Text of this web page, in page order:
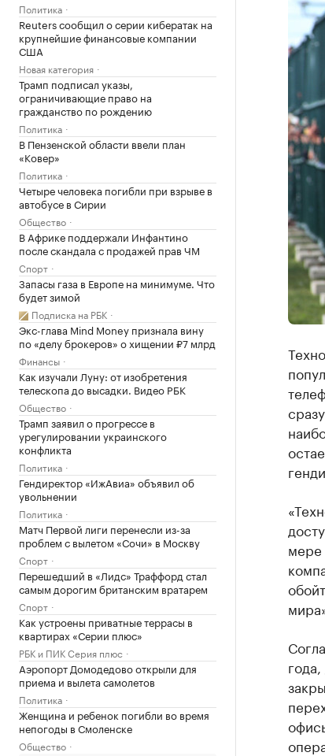
Политика
Reuters сообщил о серии кибератак на
крупнейшие финансовые компании
США
Новая категория
Трамп подписал указы,
ограничивающие право на
гражданство по рождению
Политика
В Пензенской области ввели план
«Ковер»
Политика
Четыре человека погибли при взрыве в
автобусе в Сирии
Общество
В Африке поддержали Инфантино
после скандала с продажей прав ЧМ
Спорт
Запасы газа в Европе на минимуме. Что
будет зимой
Подписка на РБК
Экс-глава Mind Money признала вину
по «делу брокеров» о хищении ₽7 млрд
Финансы
Как изучали Луну: от изобретения
телескопа до высадки. Видео РБК
Общество
Трамп заявил о прогрессе в
урегулировании украинского
конфликта
Политика
Гендиректор «ИжАвиа» объявил об
увольнении
Политика
Матч Первой лиги перенесли из-за
проблем с вылетом «Сочи» в Москву
Спорт
Перешедший в «Лидс» Траффорд стал
самым дорогим британским вратарем
Спорт
Как устроены приватные террасы в
квартирах «Серии плюс»
РБК и ПИК Серия плюс
Аэропорт Домодедово открыли для
приема и вылета самолетов
Политика
Женщина и ребенок погибли во время
непогоды в Смоленске
Общество
мере